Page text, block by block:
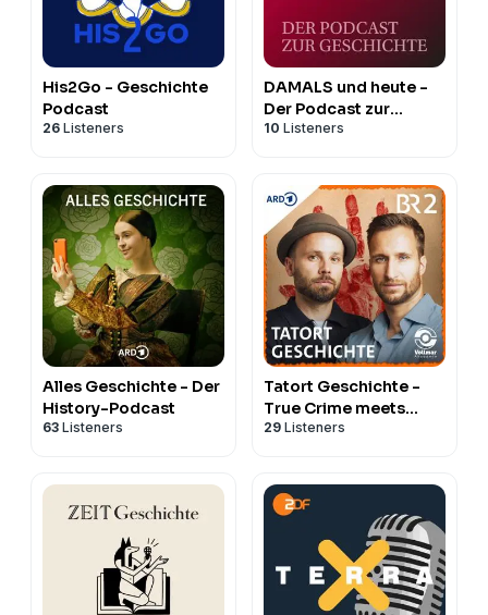
AKTION: Hörerinnen und Hörer dieses Podcasts
können unter www.geo-epoche.de/podcast
kostenlos
ein eBook aus unserer Ausgabe "Verbrechen der
Vergangenheit" herunterladen.
Dieser Podcast wird vermarktet von Julep Media:
His2Go - Geschichte
Podcast
26 Listeners
DAMALS und heute -
Der Podcast zur
Geschichte
10 Listeners
Alles Geschichte - Der
History-Podcast
63 Listeners
Tatort Geschichte -
True Crime meets
History
29 Listeners